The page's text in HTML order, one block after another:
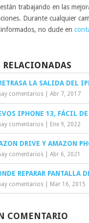
trabajando en las
Durante cualquier
no dude en
RELACIONADAS
LA SALIDA DEL
comentarios| Abr 7, 2017
IPHONE 13, FÁCIL DE
comentarios| Ene 9, 2022
DRIVE Y AMAZON
comentarios| Abr 6, 2021
REPARAR PANTALLA
comentarios| Mar 16, 2015
COMENTARIO